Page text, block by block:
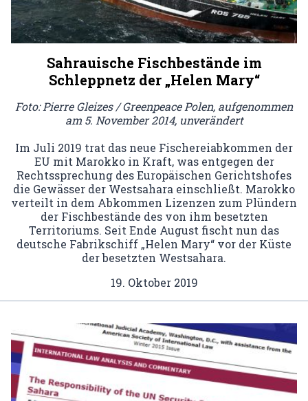
Sahrauische Fischbestände im
Schleppnetz der „Helen Mary“
Foto: Pierre Gleizes / Greenpeace Polen, aufgenommen
am 5. November 2014, unverändert
Im Juli 2019 trat das neue Fischereiabkommen der
EU mit Marokko in Kraft, was entgegen der
Rechtssprechung des Europäischen Gerichtshofes
die Gewässer der Westsahara einschließt. Marokko
verteilt in dem Abkommen Lizenzen zum Plündern
der Fischbestände des von ihm besetzten
Territoriums. Seit Ende August fischt nun das
deutsche Fabrikschiff „Helen Mary“ vor der Küste
der besetzten Westsahara.
19. Oktober 2019